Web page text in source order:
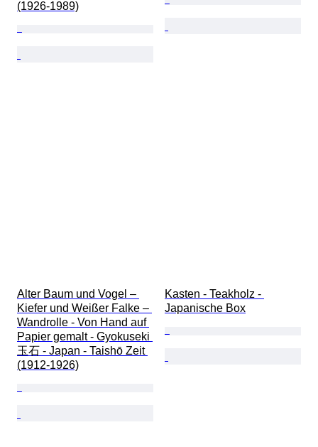
(1926-1989)
Alter Baum und Vogel –
Kiefer und Weißer Falke –
Wandrolle - Von Hand auf
Papier gemalt - Gyokuseki
玉石 - Japan - Taishō Zeit
(1912-1926)
Kasten - Teakholz -
Japanische Box